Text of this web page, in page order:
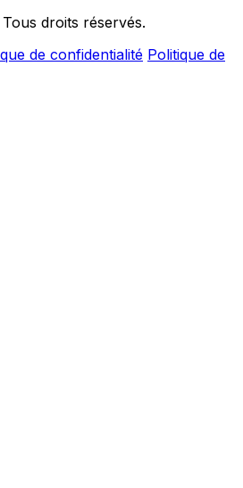
droits réservés.
de confidentialité Politique de